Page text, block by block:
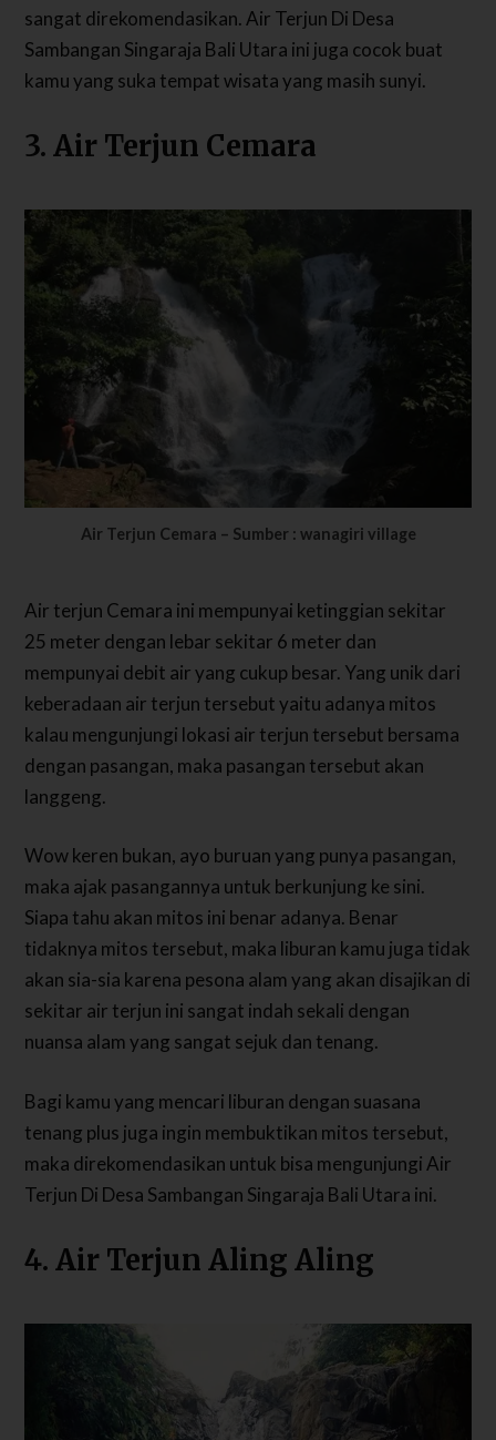
sangat direkomendasikan. Air Terjun Di Desa
Sambangan Singaraja Bali Utara ini juga cocok buat
kamu yang suka tempat wisata yang masih sunyi.
3. Air Terjun Cemara
Air Terjun Cemara – Sumber : wanagiri village
Air terjun Cemara ini mempunyai ketinggian sekitar
25 meter dengan lebar sekitar 6 meter dan
mempunyai debit air yang cukup besar. Yang unik dari
keberadaan air terjun tersebut yaitu adanya mitos
kalau mengunjungi lokasi air terjun tersebut bersama
dengan pasangan, maka pasangan tersebut akan
langgeng.
Wow keren bukan, ayo buruan yang punya pasangan,
maka ajak pasangannya untuk berkunjung ke sini.
Siapa tahu akan mitos ini benar adanya. Benar
tidaknya mitos tersebut, maka liburan kamu juga tidak
akan sia-sia karena pesona alam yang akan disajikan di
sekitar air terjun ini sangat indah sekali dengan
nuansa alam yang sangat sejuk dan tenang.
Bagi kamu yang mencari liburan dengan suasana
tenang plus juga ingin membuktikan mitos tersebut,
maka direkomendasikan untuk bisa mengunjungi Air
Terjun Di Desa Sambangan Singaraja Bali Utara ini.
4. Air Terjun Aling Aling